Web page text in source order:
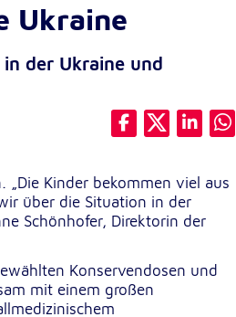
Ukraine
der Ukraine und
Kinder bekommen viel aus
über die Situation in der
Schönhofer, Direktorin der
Konservendosen und
mit einem großen